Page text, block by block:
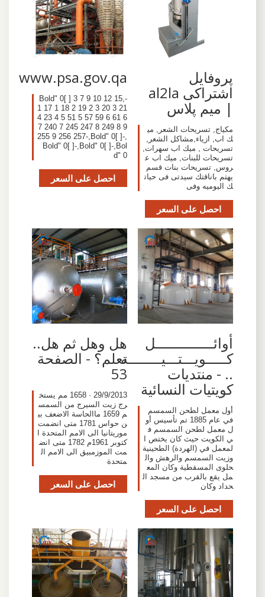
پروفایل
اشتراکی al2la
| میم پلاس
مكياج, تسريحات الشعر, مي
ك اب, ازياء,مشاكل الشعر,
تسريحات , ميك اب سهرات,
تسريحات للبنات, ميك اب ع
روس, تسريحات بنات قسم
يهتم باناقتك سيدتى فى حيات
ك اليوميه وفى
احصل على السعر
www.psa.gov.qa
-,Bold" 0[ ] 3 7 9 10 12 15
1 17 1 18 2 19 2 3 20 3 21
4 23 4 5 51 5 57 59 6 61 6
7 240 7 245 247 8 249 8 9
255 9 256 257-,Bold" 0[ ]-,
Bold" 0[ ]-,Bold" 0[ ]-,Bol
d" 0
احصل على السعر
أوائــــــــــــــل
كـــــويـــتـــيــــــــه
.. - منتديات
كويتيات النسائية
أول معمل لطحن السمسم
في عام 1885 تم تأسيس أو
ل معمل لطحن السمسم ف
ي الكويت حيث كان يختص ا
لمعمل في (الهردة) الطحينية
وزيت السمسم والرهش وال
حلوى المسقطية وكان المع
مل يقع بالقرب من مسجد ال
حداد وكان
احصل على السعر
هل وهل ثم هل..
تعلم؟ - الصفحة
53
29/9/2013 · 1658 مم يستخ
رج زيت السيرج من السمس
م 1659 ماالحاسة الاضعف بي
ن حواس 1781 متى انضمت
موريتانيا الى الامم المتحدة ا
كتوبر 1961م 1782 متى انض
مت الموزمبيق الى الامم ال
متحدة
احصل على السعر